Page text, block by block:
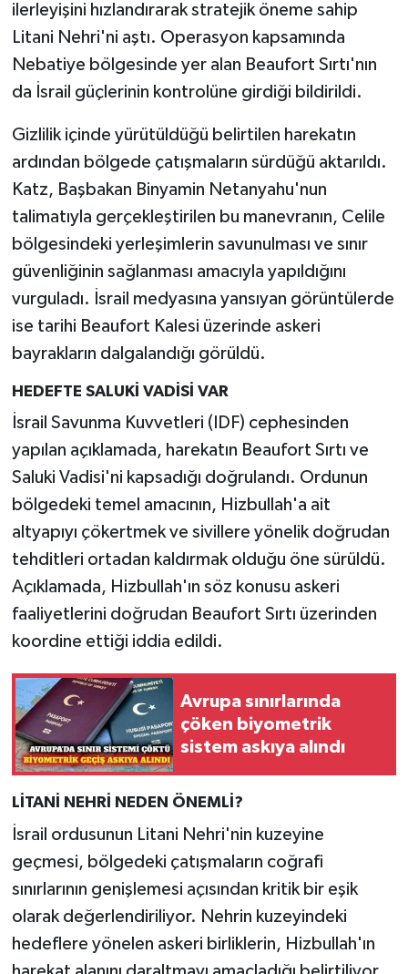
ilerleyişini hızlandırarak stratejik öneme sahip
Litani Nehri'ni aştı. Operasyon kapsamında
Nebatiye bölgesinde yer alan Beaufort Sırtı'nın
da İsrail güçlerinin kontrolüne girdiği bildirildi.
Gizlilik içinde yürütüldüğü belirtilen harekatın
ardından bölgede çatışmaların sürdüğü aktarıldı.
Katz, Başbakan Binyamin Netanyahu'nun
talimatıyla gerçekleştirilen bu manevranın, Celile
bölgesindeki yerleşimlerin savunulması ve sınır
güvenliğinin sağlanması amacıyla yapıldığını
vurguladı. İsrail medyasına yansıyan görüntülerde
ise tarihi Beaufort Kalesi üzerinde askeri
bayrakların dalgalandığı görüldü.
HEDEFTE SALUKİ VADİSİ VAR
İsrail Savunma Kuvvetleri (IDF) cephesinden
yapılan açıklamada, harekatın Beaufort Sırtı ve
Saluki Vadisi'ni kapsadığı doğrulandı. Ordunun
bölgedeki temel amacının, Hizbullah'a ait
altyapıyı çökertmek ve sivillere yönelik doğrudan
tehditleri ortadan kaldırmak olduğu öne sürüldü.
Açıklamada, Hizbullah'ın söz konusu askeri
faaliyetlerini doğrudan Beaufort Sırtı üzerinden
koordine ettiği iddia edildi.
Avrupa sınırlarında
çöken biyometrik
sistem askıya alındı
LİTANİ NEHRİ NEDEN ÖNEMLİ?
İsrail ordusunun Litani Nehri'nin kuzeyine
geçmesi, bölgedeki çatışmaların coğrafi
sınırlarının genişlemesi açısından kritik bir eşik
olarak değerlendiriliyor. Nehrin kuzeyindeki
hedeflere yönelen askeri birliklerin, Hizbullah'ın